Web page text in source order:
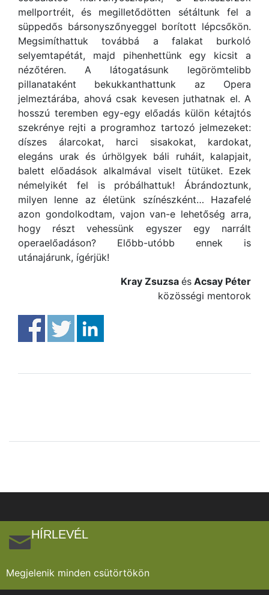
mellportréit, és megilletődötten sétáltunk fel a
süppedős bársonyszőnyeggel borított lépcsőkön.
Megsimíthattuk továbbá a falakat burkoló
selyemtapétát, majd pihenhettünk egy kicsit a
nézőtéren. A látogatásunk legörömtelibb
pillanataként bekukkanthattunk az Opera
jelmeztárába, ahová csak kevesen juthatnak el. A
hosszú teremben egy-egy előadás külön kétajtós
szekrénye rejti a programhoz tartozó jelmezeket:
díszes álarcokat, harci sisakokat, kardokat,
elegáns urak és úrhölgyek báli ruháit, kalapjait,
balett előadások alkalmával viselt tütüket. Ezek
némelyikét fel is próbálhattuk! Ábrándoztunk,
milyen lenne az életünk színészként… Hazafelé
azon gondolkodtam, vajon van-e lehetőség arra,
hogy részt vehessünk egyszer egy narrált
operaelőadáson? Előbb-utóbb ennek is
utánajárunk, ígérjük!
Kray Zsuzsa és Acsay Péter
közösségi mentorok
HÍRLEVÉL
Megjelenik minden csütörtökön